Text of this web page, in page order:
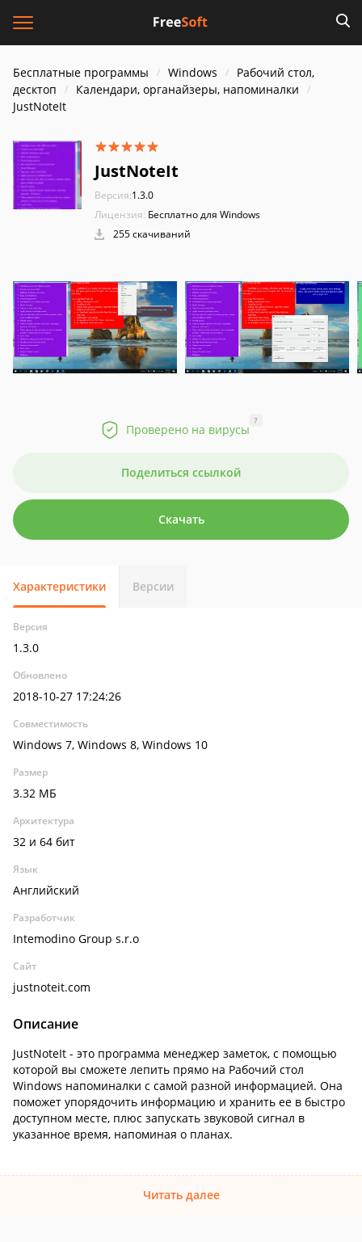
Бесплатные программы Windows
Рабочий стол,
десктоп
Календари, органайзеры, напоминалки
JustNoteIt
JustNoteIt
Версия:1.3.0
Лицензия: Бесплатно для Windows
255 скачиваний
Проверено на вирусы
?
Поделиться ссылкой
Скачать
Характеристики Версии
Версия
1.3.0
Обновлено
2018-10-27 17:24:26
Совместимость
Windows 7, Windows 8, Windows 10
Размер
3.32 МБ
Архитектура
32 и 64 бит
Язык
Английский
Разработчик
Intemodino Group s.r.o
Сайт
justnoteit.com
Описание
JustNoteIt - это программа менеджер заметок, с помощью
которой вы сможете лепить прямо на Рабочий стол
Windows напоминалки с самой разной информацией. Она
поможет упорядочить информацию и хранить ее в быстро
доступном месте, плюс запускать звуковой сигнал в
указанное время, напоминая о планах.
Читать далее